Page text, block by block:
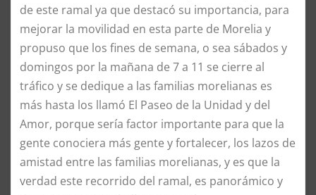
de este ramal ya que destacó su importancia, para
mejorar la movilidad en esta parte de Morelia y
propuso que los fines de semana, o sea sábados y
domingos por la mañana de 7 a 11 se cierre al
tráfico y se dedique a las familias morelianas es
más hasta los llamó El Paseo de la Unidad y del
Amor, porque sería factor importante para que la
gente conociera más gente y fortalecer, los lazos de
amistad entre las familias morelianas, y es que la
verdad este recorrido del ramal, es panorámico y